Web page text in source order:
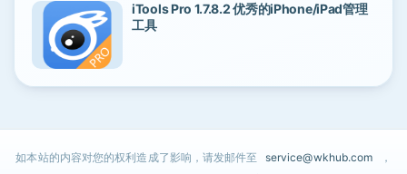
iTools Pro 1.7.8.2 优秀的iPhone/iPad管理
工具
如本站的内容对您的权利造成了影响，请发邮件至 service@wkhub.com
，